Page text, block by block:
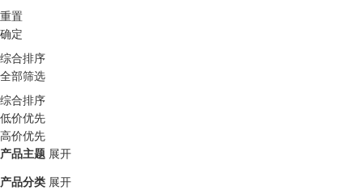
重置
确定
综合排序
全部筛选
综合排序
低价优先
高价优先
产品主题 展开
产品分类 展开